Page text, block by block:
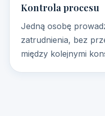
Kontrola procesu
Jedną osobę
zatrudnienia, bez
między kolejnymi